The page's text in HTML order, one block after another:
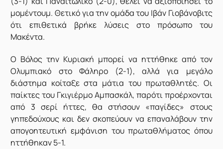
μομέντουμ. Θετικό για την ομάδα του Ιβάν Γιοβάνοβιτς
ότι επιθετικά βρήκε λύσεις στο πρόσωπο του
Μακέντα.
Ο Βόλος την Κυριακή μπορεί να ηττήθηκε από τον
Ολυμπιακό στο Φάληρο (2-1), αλλά για μεγάλο
διάστημα κοίταξε στα μάτια του πρωταθλητές. Οι
παίκτες του Γκιγιέρμο Αμπασκάλ, παρότι προέρχονται
από 3 σερί ήττες, θα στήσουν «παγίδες» στους
γηπεδούχους και δεν σκοπεύουν να επαναλάβουν την
απογοητευτική εμφάνιση του πρωταθλήματος όπου
ηττήθηκαν 5-1.